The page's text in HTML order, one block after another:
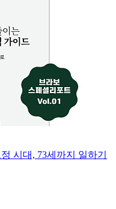
시대, 73세까지 일하기